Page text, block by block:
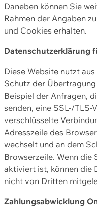
Daneben können Sie
Rahmen der Angaben
und Cookies erhalten.
Datenschutzerklärung
Diese Website nutzt
Schutz der
Beispiel der Anfragen,
senden, eine SSL-/TLS-
verschlüsselte
Adresszeile des
wechselt und an dem
Browserzeile. Wenn die
aktiviert ist, können die
nicht von Dritten
Zahlungsabwicklung